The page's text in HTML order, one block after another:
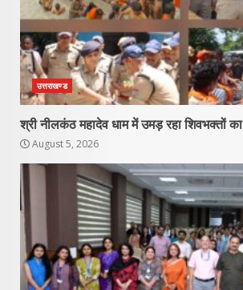
उत्तराखण्ड
श्री नीलकंठ महादेव धाम में उमड़ रहा शिवभक्तों
August 5, 2026